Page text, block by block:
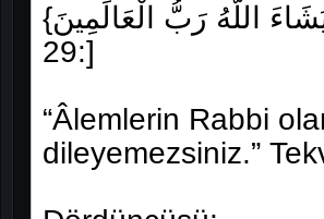
{وَمَا تَشَاؤُونَ إِلاَّ أَن يَشَاءَ اللَّهُ رَبُّ الْعَالَمِينَ} [سورة التكوير الآية
:29]
“Âlemlerin Rabbi
dileyemezsiniz.”